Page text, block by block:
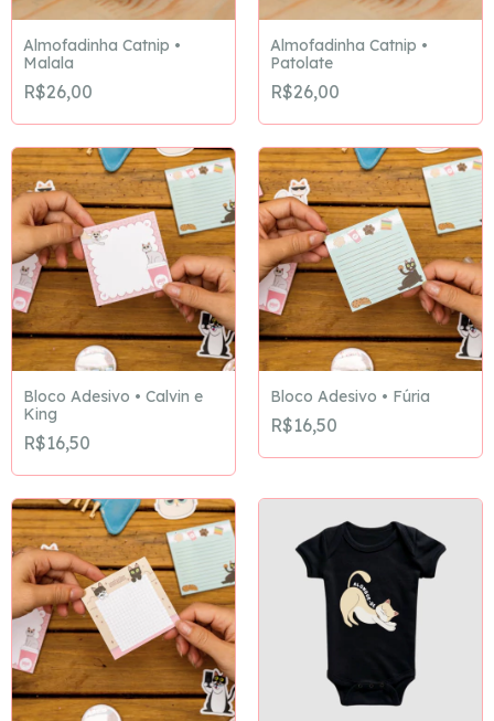
Almofadinha Catnip •
Malala
R$26,00
Almofadinha Catnip •
Patolate
R$26,00
Bloco Adesivo • Calvin e
King
R$16,50
Bloco Adesivo • Fúria
R$16,50